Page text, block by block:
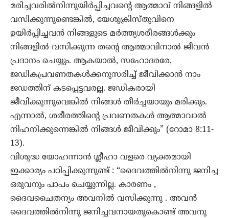
മരിച്ചവരിൽനിന്നുയിർപ്പിച്ചവന്റെ ആത്മാവ് നിങ്ങളിൽ
വസിക്കുന്നുണ്ടെങ്കിൽ, യേശുക്രിസ്തുവിനെ
ഉയിർപ്പിച്ചവൻ നിങ്ങളുടെ മർത്ത്യശരീരങ്ങൾക്കും
നിങ്ങളിൽ വസിക്കുന്ന തന്റെ ആത്മാവിനാൽ ജീവൻ
പ്രദാനം ചെയ്യും. ആകയാൽ, സഹോദരരേ,
ജഡികപ്രവണതകൾക്കനുസരിച്ച് ജീവിക്കാൻ നാം
ജഡത്തിന് കടപ്പെട്ടവരല്ല. ജഡികരായി
ജീവിക്കുന്നുവെങ്കിൽ നിങ്ങൾ തീർച്ചയായും മരിക്കും.
എന്നാൽ, ശരീരത്തിന്റെ പ്രവണതകൾ ആത്മാവാൽ
നിഹനിക്കുന്നെങ്കിൽ നിങ്ങൾ ജീവിക്കും” (റോമാ 8:11-
13).
വിശുദ്ധ യോഹന്നാൻ ശ്ലീഹാ വളരെ വ്യക്തമായി
ഇക്കാര്യം പഠിപ്പിക്കുന്നുണ്ട് : “ദൈവത്തിൽനിന്നു ജനിച്ച
ഒരുവനും പാപം ചെയ്യുന്നില്ല. കാരണം ,
ദൈവചൈതന്യം അവനിൽ വസിക്കുന്നു . അവൻ
ദൈവത്തിൽനിന്നു ജനിച്ചവനായതുകൊണ്ട് അവനു